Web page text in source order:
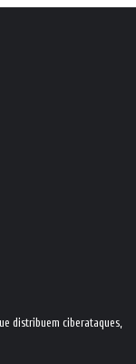
distribuem ciberataques,